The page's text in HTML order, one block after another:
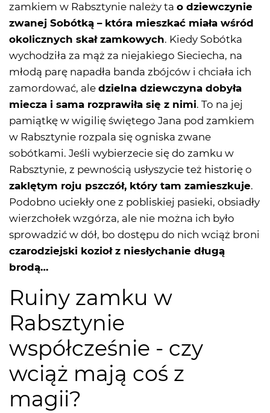
zamkiem w Rabsztynie należy ta o dziewczynie
zwanej Sobótką – która mieszkać miała wśród
okolicznych skał zamkowych. Kiedy Sobótka
wychodziła za mąż za niejakiego Sieciecha, na
młodą parę napadła banda zbójców i chciała ich
zamordować, ale dzielna dziewczyna dobyła
miecza i sama rozprawiła się z nimi. To na jej
pamiątkę w wigilię świętego Jana pod zamkiem
w Rabsztynie rozpala się ogniska zwane
sobótkami. Jeśli wybierzecie się do zamku w
Rabsztynie, z pewnością usłyszycie też historię o
zaklętym roju pszczół, który tam zamieszkuje.
Podobno uciekły one z pobliskiej pasieki, obsiadły
wierzchołek wzgórza, ale nie można ich było
sprowadzić w dół, bo dostępu do nich wciąż broni
czarodziejski kozioł z niesłychanie długą
brodą…
Ruiny zamku w
Rabsztynie
współcześnie - czy
wciąż mają coś z
magii?